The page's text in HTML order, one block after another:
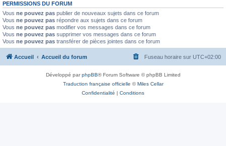
PERMISSIONS DU FORUM
Vous ne pouvez pas publier de nouveaux sujets dans ce forum
Vous ne pouvez pas répondre aux sujets dans ce forum
Vous ne pouvez pas modifier vos messages dans ce forum
Vous ne pouvez pas supprimer vos messages dans ce forum
Vous ne pouvez pas transférer de pièces jointes dans ce forum
Accueil Accueil du forum Fuseau horaire sur UTC+02:00
Développé parphpBB® Forum Software © phpBB Limited
Traduction française officielle ©Miles Cellar
Confidentialité | Conditions